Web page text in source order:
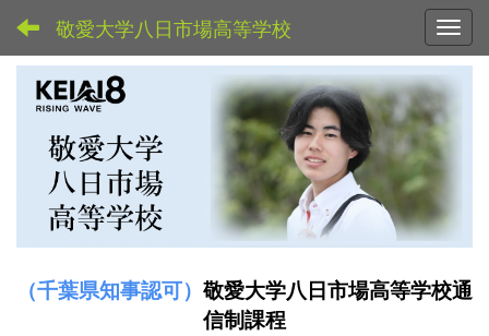
敬愛大学八日市場高等学校
（千葉県知事認可） 敬愛大学八日市場高等学校通
信制課程